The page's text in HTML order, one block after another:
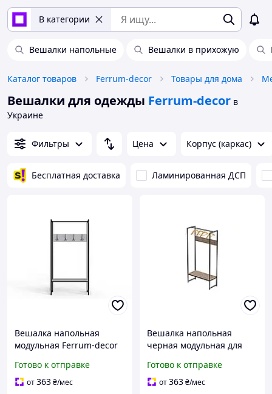
В категории
Вешалки напольные Вешалки в прихожую
Каталог товаров Ferrum-decor Товары для дома
Вешалки для одежды Ferrum-decor в
Украине
Фильтры Цена Корпус (каркас)
Бесплатная доставка Ламинированная ДСП
Вешалка напольная
модульная Ferrum-decor
180x90x38 для хранения
одежды и обуви с белыми
Готово к отправке
от363₴/мес
Вешалка напольная
черная модульная для
стильная вешалка для
хранения верхней
Готово к отправке
от363₴/мес